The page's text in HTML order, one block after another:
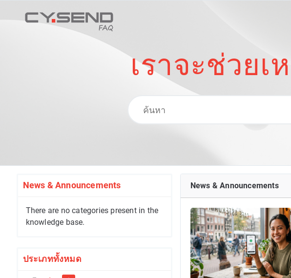
เราจะช่วยเ
News & Announcements
There are no categories present in the
knowledge base.
ประเภททั้งหมด
News & Announcements